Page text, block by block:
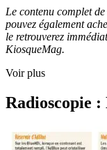
Le contenu complet
pouvez également
le retrouverez
KiosqueMag.
Voir plus
Radioscopie :